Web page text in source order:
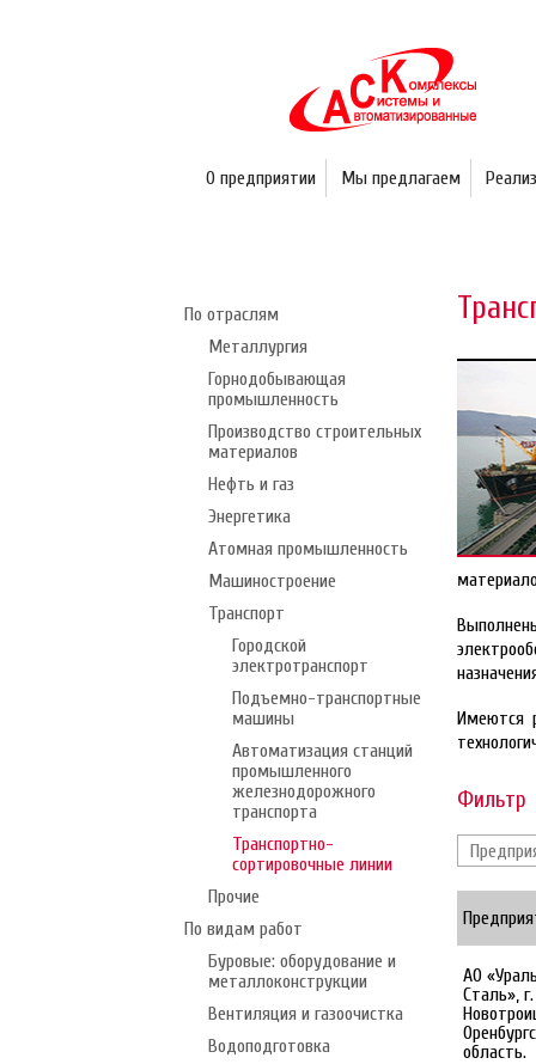
О предприятии Мы предлагаем
Имеются
Фильтр
АО
Сталь», г.
область.
По отраслям
Металлургия
Горнодобывающая
промышленность
Производство строительных
материалов
Нефть и газ
Энергетика
Атомная промышленность
Машиностроение
Транспорт
Городской
электротранспорт
Подъемно-транспортные
машины
Автоматизация станций
промышленного
железнодорожного
транспорта
Транспортно-
сортировочные линии
Прочие
По видам работ
Буровые: оборудование и
металлоконструкции
Вентиляция и газоочистка
Водоподготовка